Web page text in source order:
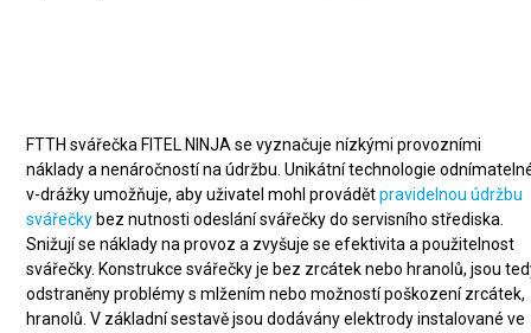
FTTH svářečka FITEL NINJA se vyznačuje nízkými provozními
náklady a nenáročností na údržbu. Unikátní technologie
v-drážky umožňuje, aby uživatel mohl provádětpravidelnou údržbu
svářečky bez nutnosti odeslání svářečky do servisního střediska.
Snižují se náklady na provoz a zvyšuje se efektivita a použitelnost
svářečky. Konstrukce svářečky je bez zrcátek nebo hranolů, jsou
odstraněny problémy s mlžením nebo možností poškození zrcátek,
hranolů. V základní sestavě jsou dodávány elektrody instalované ve